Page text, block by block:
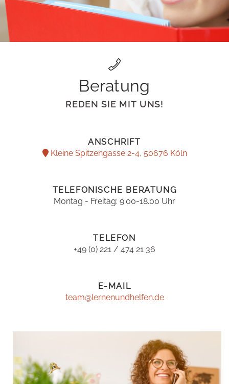
Beratung
REDEN SIE MIT UNS!
ANSCHRIFT
Kleine Spitzengasse 2-4, 50676 Köln
TELEFONISCHE BERATUNG
Montag - Freitag: 9.00-18.00 Uhr
TELEFON
+49 (0) 221 / 474 21 36
E-MAIL
team@lernenundhelfen.de